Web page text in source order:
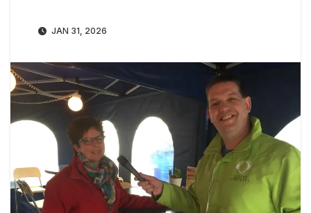
JAN 31, 2026